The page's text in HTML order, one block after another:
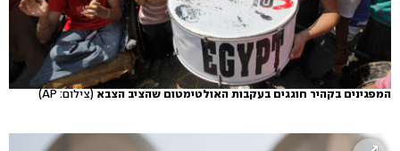
המפגינים בקהיר חוגגים בעקבות האולטימטום שהציב הצבא (צילום: AP)